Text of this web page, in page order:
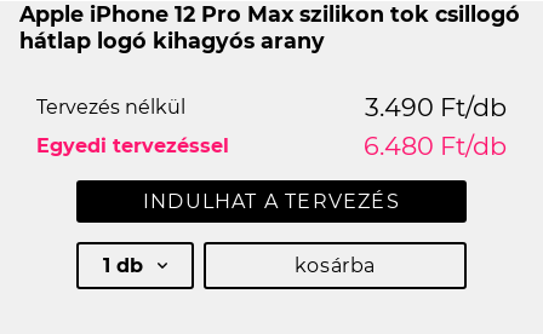
Apple iPhone 12 Pro Max szilikon tok csillogó
hátlap logó kihagyós arany
Tervezés nélkül 3.490 Ft/db
Egyedi tervezéssel 6.480 Ft/db
INDULHAT A TERVEZÉS
1 db kosárba